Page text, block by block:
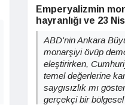
Emperyalizmin
hayranlığı ve 23
ABD'nin Ankara
monarşiyi övüp
eleştirirken,
temel değerlerine
saygısızlık mı
gerçekçi bir